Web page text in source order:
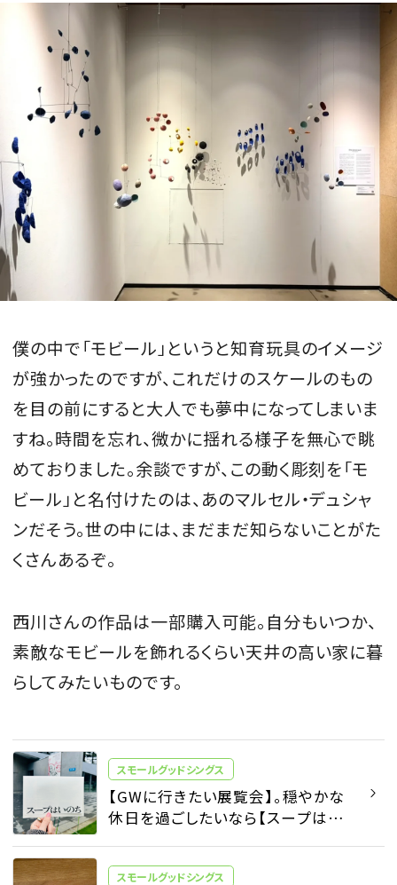
僕の中で「モビール」というと知育玩具のイメージ
が強かったのですが、これだけのスケールのもの
を目の前にすると大人でも夢中になってしまいま
すね。時間を忘れ、微かに揺れる様子を無心で眺
めておりました。余談ですが、この動く彫刻を「モ
ビール」と名付けたのは、あのマルセル・デュシャ
ンだそう。世の中には、まだまだ知らないことがた
くさんあるぞ。
西川さんの作品は一部購入可能。自分もいつか、
素敵なモビールを飾れるくらい天井の高い家に暮
らしてみたいものです。
スモールグッドシングス
【GWに行きたい展覧会】。穏やかな
休日を過ごしたいなら【スープはい
- ファッション | SPUR
スモールグッドシングス